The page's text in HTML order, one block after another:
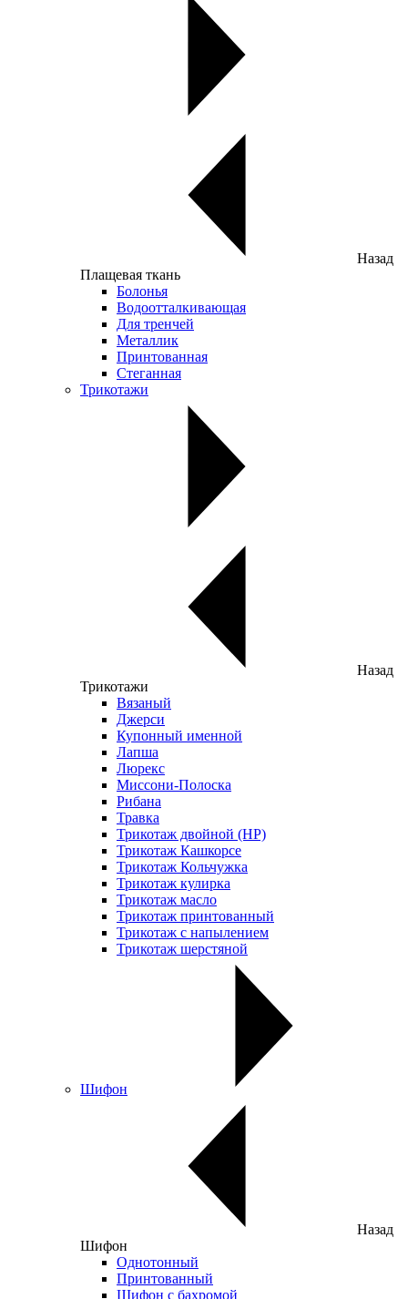
Назад
Плащевая ткань
Болонья
Водоотталкивающая
Для тренчей
Металлик
Принтованная
Стеганная
Трикотажи
Назад
Трикотажи
Вязаный
Джерси
Купонный именной
Лапша
Люрекс
Миссони-Полоска
Рибана
Травка
Трикотаж двойной (НР)
Трикотаж Кашкорсе
Трикотаж Кольчужка
Трикотаж кулирка
Трикотаж масло
Трикотаж принтованный
Трикотаж с напылением
Трикотаж шерстяной
Шифон
Назад
Шифон
Однотонный
Принтованный
Шифон с бахромой